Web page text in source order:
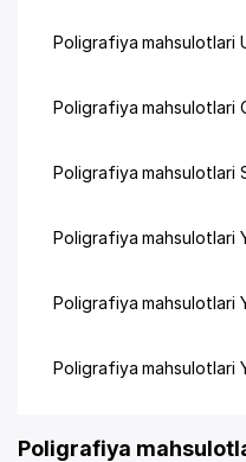
Poligrafiya mahsulotlari
Poligrafiya mahsulotlari
Poligrafiya mahsulotlari
Poligrafiya mahsulotlari
Poligrafiya mahsulotlari
Poligrafiya mahsulotlari
Poligrafiya